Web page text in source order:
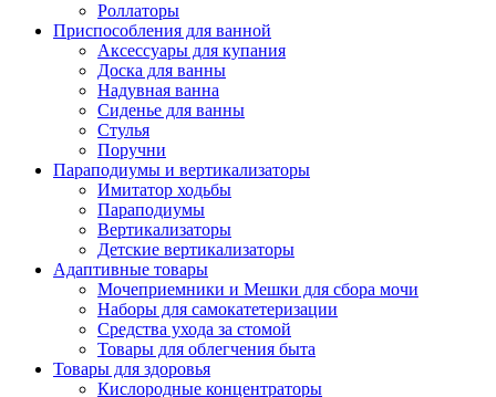
Роллаторы
Приспособления для ванной
Аксессуары для купания
Доска для ванны
Надувная ванна
Сиденье для ванны
Стулья
Поручни
Параподиумы и вертикализаторы
Имитатор ходьбы
Параподиумы
Вертикализаторы
Детские вертикализаторы
Адаптивные товары
Мочеприемники и Мешки для сбора мочи
Наборы для самокатетеризации
Средства ухода за стомой
Товары для облегчения быта
Товары для здоровья
Кислородные концентраторы